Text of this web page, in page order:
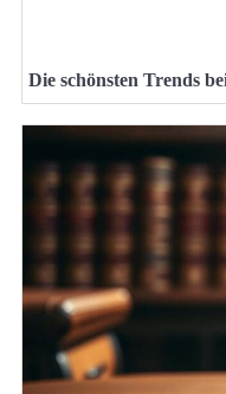
Die schönsten Trends